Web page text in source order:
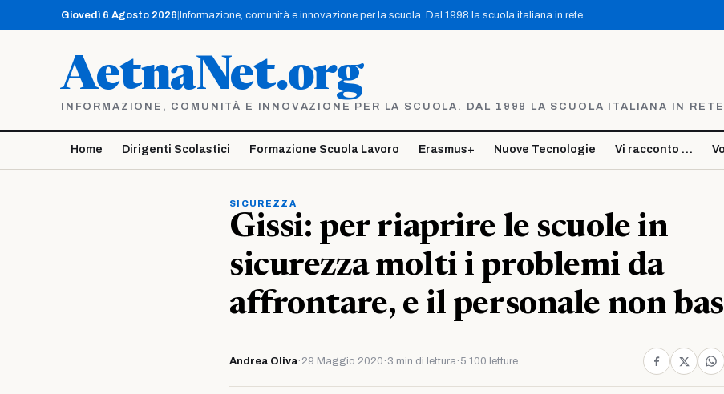
contenuto
Giovedì 6 Agosto 2026 Informazione, comunità e innovazione per la scuola. Dal 1998 la scuola italiana in rete.
AetnaNet.org
INFORMAZIONE, COMUNITÀ E INNOVAZIONE PER LA SCUOLA. DAL 1998 LA SCUOLA ITALIANA IN
Home Dirigenti Scolastici Formazione Scuola Lavoro Erasmus+ Nuove Tecnologie Vi racconto …
SICUREZZA
Gissi: per riaprire le scuole in
sicurezza molti i problemi da
affrontare, e il personale non
Andrea Oliva· 29 Maggio 2020 · 3 min di lettura· 5.100 letture